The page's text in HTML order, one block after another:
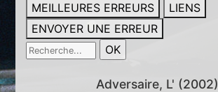
MEILLEURES ERREURS
LIENS
ENVOYER UNE ERREUR
Adversaire, L' (2002)